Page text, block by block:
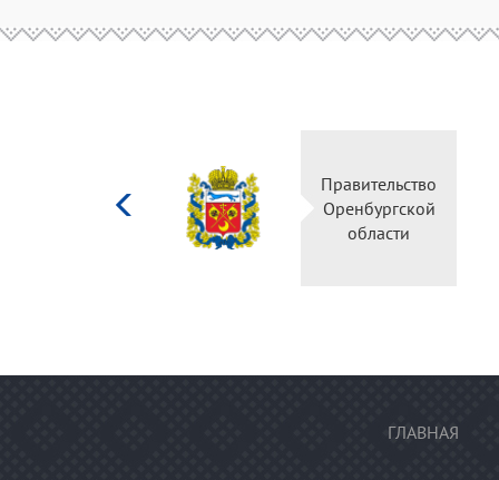
Министерство
культуры
Российской
ГЛАВНАЯ